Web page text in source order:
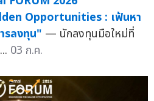
Opportunities : เฟ้นหา
รลงทุน" — นักลงทุนมือใหม่ที่
03 ก.ค.